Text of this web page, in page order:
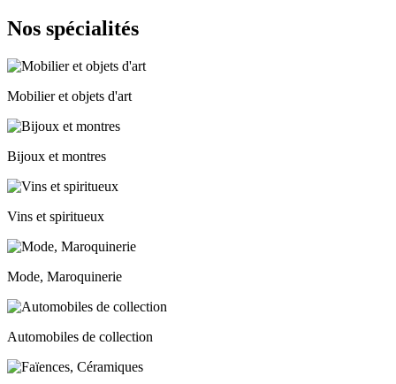
Nos spécialités
Mobilier et objets d'art
Bijoux et montres
Vins et spiritueux
Mode, Maroquinerie
Automobiles de collection